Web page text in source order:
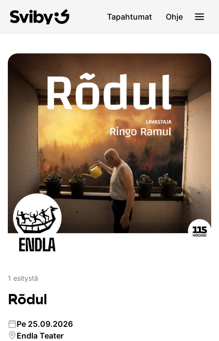
Tapahtumat Ohje
1 esitystä
Rõdul
Pe 25.09.2026
Endla Teater